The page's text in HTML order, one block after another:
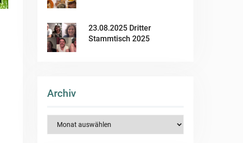
23.08.2025 Dritter
Stammtisch 2025
Archiv
Archiv